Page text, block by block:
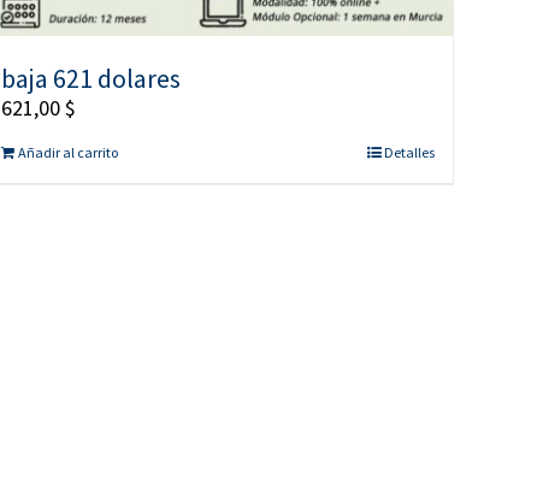
baja 621 dolares
621,00$
Añadir al carrito Detalles